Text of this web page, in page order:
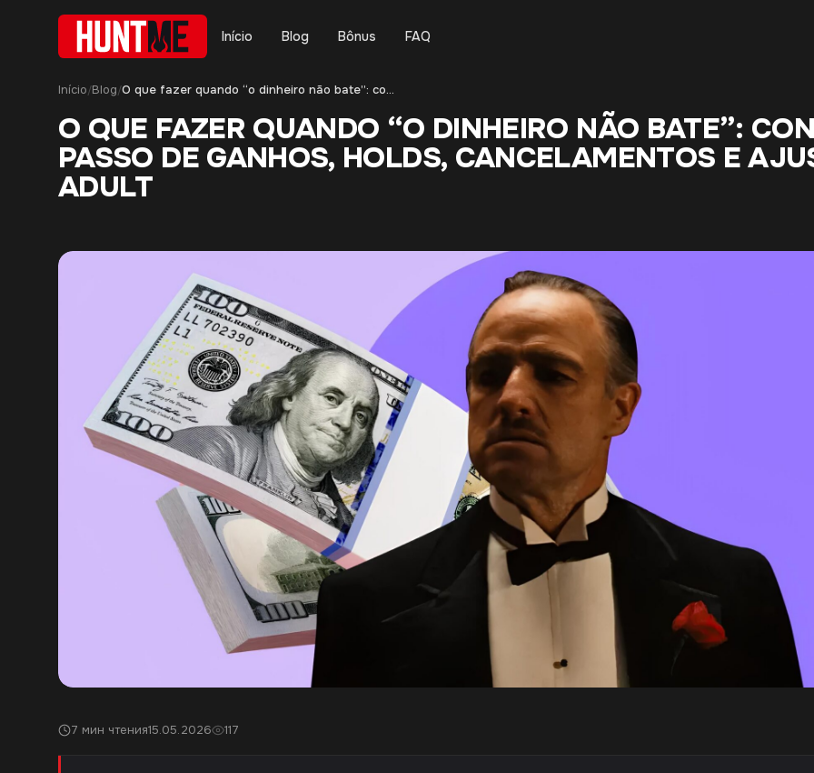
Início Blog Bônus FAQ
Início/Blog/ O que fazer quando “o dinheiro não bate”: conferência passo a passo de ganhos, holds, cancelamentos e ajustes em ofertas adult
O QUE FAZER QUANDO “O DINHEIRO NÃO BATE”:
PASSO DE GANHOS, HOLDS, CANCELAMENTOS E
ADULT
7 мин чтения15.05.2026 117